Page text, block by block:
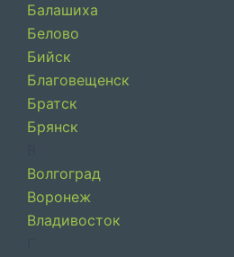
Балашиха
Белово
Бийск
Благовещенск
Братск
Брянск
Волгоград
Воронеж
Владивосток